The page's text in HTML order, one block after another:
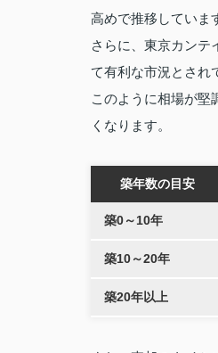
高めで推移していま
さらに、東京カンテ
て有利な市況とされ
このように相場が堅
くなります。
築年数の目安
築0～10年
築10～20年
築20年以上